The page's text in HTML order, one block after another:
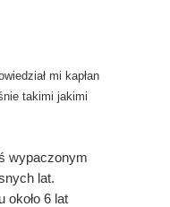
mi kapłan
takimi jakimi
wypaczonym
lat.
około 6 lat